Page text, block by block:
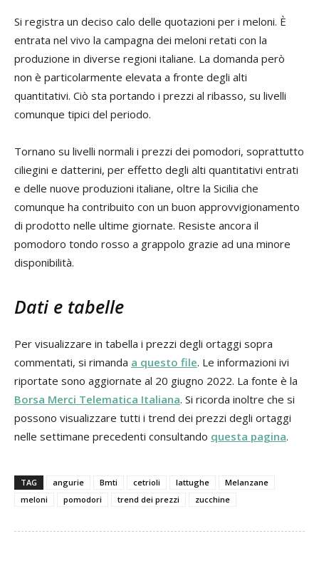
Si registra un deciso calo delle quotazioni per i meloni. È
entrata nel vivo la campagna dei meloni retati con la
produzione in diverse regioni italiane. La domanda però
non è particolarmente elevata a fronte degli alti
quantitativi. Ciò sta portando i prezzi al ribasso, su livelli
comunque tipici del periodo.
Tornano su livelli normali i prezzi dei pomodori, soprattutto
ciliegini e datterini, per effetto degli alti quantitativi entrati
e delle nuove produzioni italiane, oltre la Sicilia che
comunque ha contribuito con un buon approvvigionamento
di prodotto nelle ultime giornate. Resiste ancora il
pomodoro tondo rosso a grappolo grazie ad una minore
disponibilità.
Dati e tabelle
Per visualizzare in tabella i prezzi degli ortaggi sopra
commentati, si rimanda a questo file. Le informazioni ivi
riportate sono aggiornate al 20 giugno 2022. La fonte è la
Borsa Merci Telematica Italiana. Si ricorda inoltre che si
possono visualizzare tutti i trend dei prezzi degli ortaggi
nelle settimane precedenti consultando questa pagina.
TAG angurie Bmti cetrioli lattughe
Melanzane
meloni
pomodori trend dei prezzi zucchine